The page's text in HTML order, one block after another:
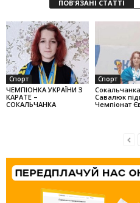
ПОВ'ЯЗАНІ СТАТТІ
Спорт
ЧЕМПІОНКА УКРАЇНИ З
КАРАТЕ –
СОКАЛЬЧАНКА
Спорт
Савалюк
Чемпіонат